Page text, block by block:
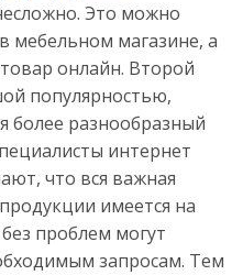
Это можно
мебельном магазине, а
онлайн. Второй
популярностью,
более разнообразный
интернет
что вся важная
имеется на
проблем могут
запросам. Тем